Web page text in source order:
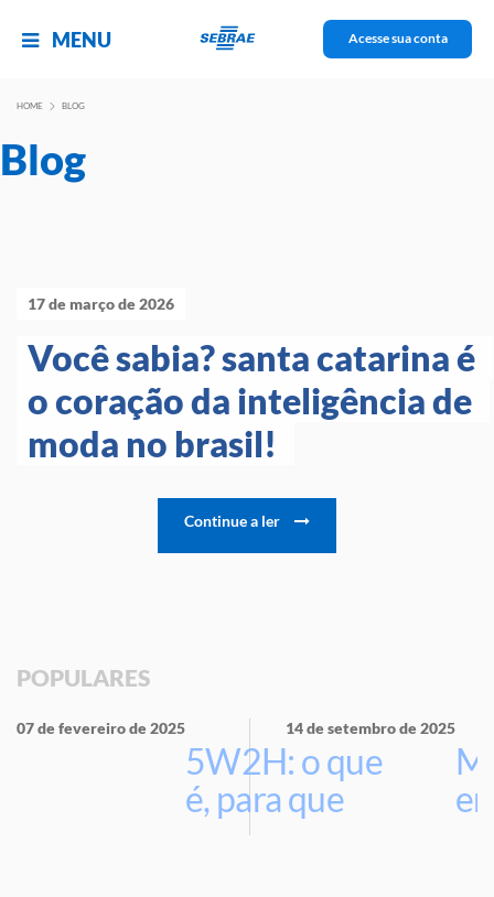
MENU Acesse sua conta
HOME BLOG
Blog
17 de março de 2026
Você sabia? santa catarina é
o coração da inteligência de
moda no brasil!
Continue a ler
POPULARES
07 de fevereiro de 2025
5W2H: o que
é, para que
serve e por
14 de setembro de 2025